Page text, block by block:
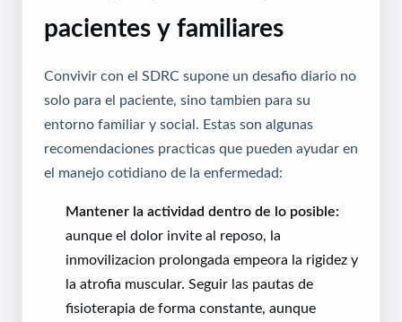
pacientes y familiares
Convivir con el SDRC supone un desafio diario no
solo para el paciente, sino tambien para su
entorno familiar y social. Estas son algunas
recomendaciones practicas que pueden ayudar en
el manejo cotidiano de la enfermedad:
Mantener la actividad dentro de lo posible:
aunque el dolor invite al reposo, la
inmovilizacion prolongada empeora la rigidez y
la atrofia muscular. Seguir las pautas de
fisioterapia de forma constante, aunque